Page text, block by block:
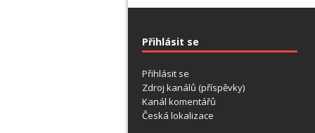
Přihlásit se
Přihlásit se
Zdroj kanálů (příspěvky)
Kanál komentářů
Česká lokalizace